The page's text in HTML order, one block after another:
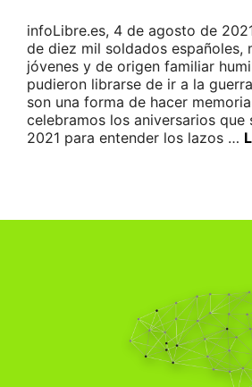
infoLibre.es, 4 de agosto de
de diez mil soldados españoles,
jóvenes y de origen familiar
pudieron librarse de ir a la
son una forma de hacer
celebramos los aniversarios que
2021 para entender los lazos …